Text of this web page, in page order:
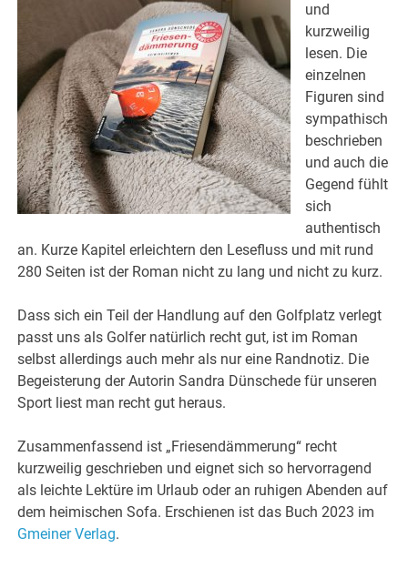
und
kurzweilig
lesen. Die
einzelnen
Figuren sind
sympathisch
beschrieben
und auch die
Gegend fühlt
sich
authentisch
an. Kurze Kapitel erleichtern den Lesefluss und mit rund
280 Seiten ist der Roman nicht zu lang und nicht zu kurz.
Dass sich ein Teil der Handlung auf den Golfplatz verlegt
passt uns als Golfer natürlich recht gut, ist im Roman
selbst allerdings auch mehr als nur eine Randnotiz. Die
Begeisterung der Autorin Sandra Dünschede für unseren
Sport liest man recht gut heraus.
Zusammenfassend ist „Friesendämmerung“ recht
kurzweilig geschrieben und eignet sich so hervorragend
als leichte Lektüre im Urlaub oder an ruhigen Abenden auf
dem heimischen Sofa. Erschienen ist das Buch 2023 im
Gmeiner Verlag.